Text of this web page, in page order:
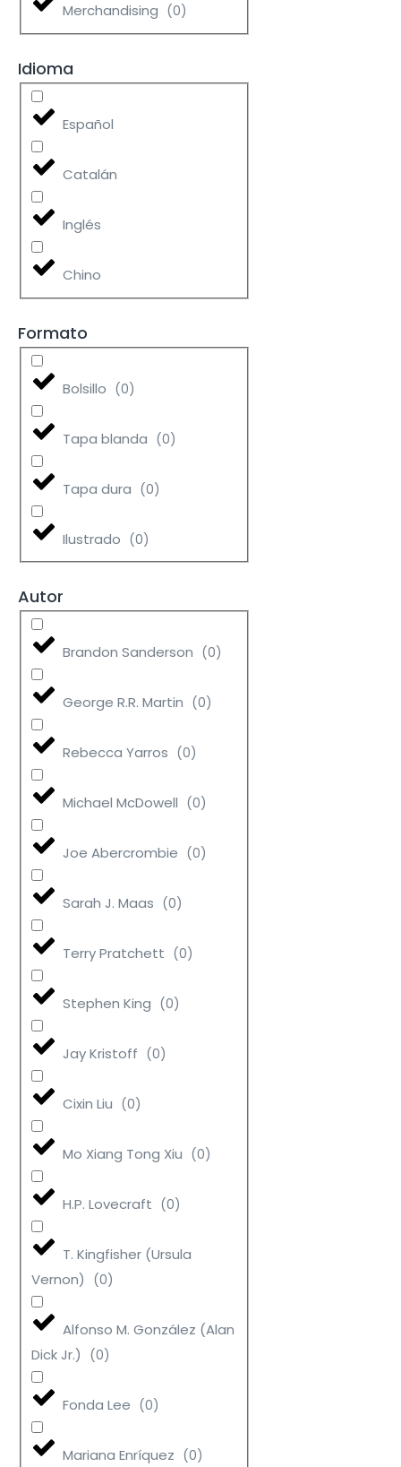
Merchandising (0)
Idioma
Español
Catalán
Inglés
Chino
Formato
Bolsillo (0)
Tapa blanda (0)
Tapa dura (0)
Ilustrado (0)
Autor
Brandon Sanderson (0)
George R.R. Martin (0)
Rebecca Yarros (0)
Michael McDowell (0)
Joe Abercrombie (0)
Sarah J. Maas (0)
Terry Pratchett (0)
Stephen King (0)
Jay Kristoff (0)
Cixin Liu (0)
Mo Xiang Tong Xiu (0)
H.P. Lovecraft (0)
T. Kingfisher (Ursula
Vernon) (0)
Alfonso M. González (Alan
Dick Jr.) (0)
Fonda Lee (0)
Mariana Enríquez (0)